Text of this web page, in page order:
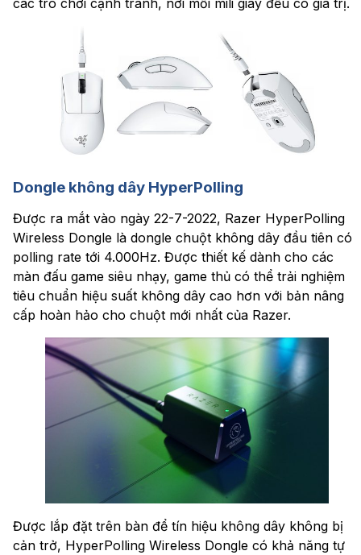
các trò chơi cạnh tranh, nơi mỗi mili giây đều có giá trị.
Dongle không dây HyperPolling
Được ra mắt vào ngày 22-7-2022, Razer HyperPolling
Wireless Dongle là dongle chuột không dây đầu tiên có
polling rate tới 4.000Hz. Được thiết kế dành cho các
màn đấu game siêu nhạy, game thủ có thể trải nghiệm
tiêu chuẩn hiệu suất không dây cao hơn với bản nâng
cấp hoàn hảo cho chuột mới nhất của Razer.
Được lắp đặt trên bàn để tín hiệu không dây không bị
cản trở, HyperPolling Wireless Dongle có khả năng tự